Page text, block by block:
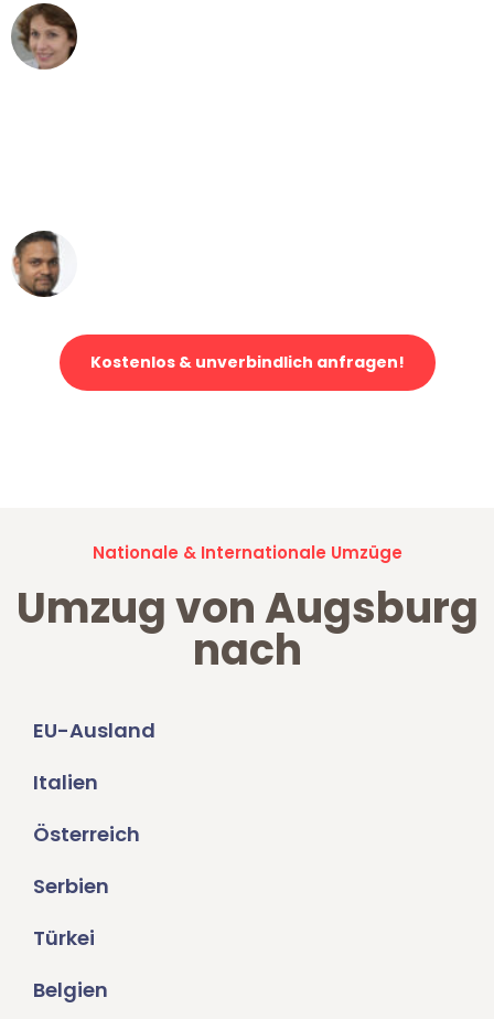
Kostenlos & unverbindlich anfragen!
Nationale & Internationale Umzüge
Umzug von Augsburg
nach
EU-Ausland
Italien
Österreich
Serbien
Türkei
Belgien